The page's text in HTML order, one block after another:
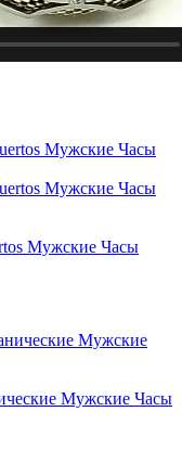
Мужские Часы
Мужские Часы